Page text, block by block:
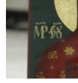
ГЛАВНАЯ